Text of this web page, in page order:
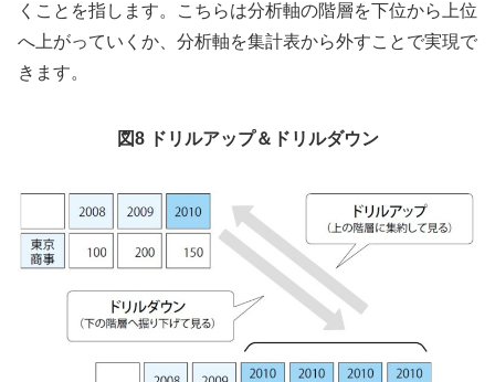
くことを指します。こちらは分析軸の階層を下位から上位
へ上がっていくか、分析軸を集計表から外すことで実現で
きます。
図8 ドリルアップ＆ドリルダウン